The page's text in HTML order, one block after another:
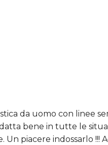
da uomo con linee
bene in tutte le
Un piacere indossarlo !!!